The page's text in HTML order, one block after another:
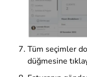
Tüm seçimler
düğmesine